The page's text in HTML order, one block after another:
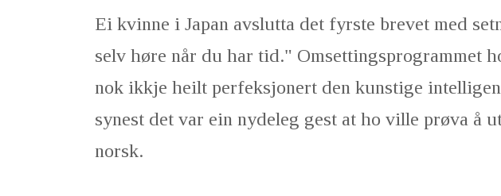
Ei kvinne i Japan avslutta det fyrste brevet med
selv høre når du har tid." Omsettingsprogrammet
nok ikkje heilt perfeksjonert den kunstige
synest det var ein nydeleg gest at ho ville prøva å
norsk.